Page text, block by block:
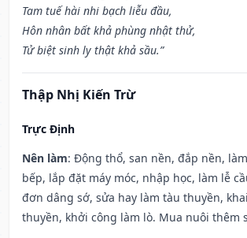
Tam tuế hài nhi bạch liễu đầu,
Hôn nhân bất khả phùng nhật thử,
Tử biệt sinh ly thật khả sầu.”
Thập Nhị Kiến Trừ
Trực Định
Nên làm: Động thổ, san nền, đắp nền,
bếp, lắp đặt máy móc, nhập học, làm lễ
đơn dâng sớ, sửa hay làm tàu thuyền,
thuyền, khởi công làm lò. Mua nuôi thêm